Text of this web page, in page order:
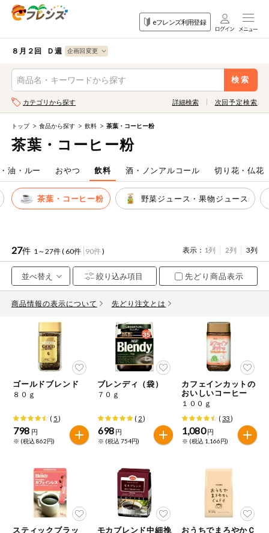
eフレンズ利用登録
ログイン
生協加入はこちら
登録から開始まで
注文番号注文
お気に入り注文
注文履歴注文
WEBカタログ
先着限定から探す
人気カテゴリ
食品から探す
家庭用品から探す
目的から探す
８月２回 Ｄ週
検索
食品
から探す
目的
から探す
果物
野菜
肉・ハム・ソ
ーセージ
魚介・加工品
米・雑穀など
パン・ジャム
豆腐・納豆・
こんにゃく
冷蔵おかず
冷凍食品
ミールキット
など
麺類
レトルト・缶
詰・瓶詰
調味料・だ
し・油・ルー
果物すべて
カテゴリから探す 詳細検索
検索条件を指定してください。全項目に条件を指定しなくて
も検索できます。
キーワード
キーワードをすべて含む
メーカー名
カテゴリ
特価情報
アレルゲン情報
特定原材料と特定原材料に準ずるものが含まれていない商品
を検索できます。
小麦 卵
落花生 かに くるみ
次回予定検索
トップ 食品から探す 飲料 茶葉・コーヒー粉
茶葉・コーヒー粉
油・ルー おやつ 飲料 酒・ノンアルコール 切り花・仏花
茶葉・コーヒー粉 野菜ジュース・果物ジュース
27件 1～27件 ( 60件 90件) 表示： 1列 2列 3列
先どり商品表示
商品情報の表示について 先どり注文とは
ゴールドブレンド
８０ｇ
( 5)
798 円
※ (税込 862円)
ブレンディ（袋）
７０ｇ
( 2)
698 円
※ (税込 754円)
カフェインカットの
おいしいコーヒー
１００ｇ
( 33)
1,080 円
※ (税込 1,166円)
スティックブラッ
モカブレンド中細挽
おうちでまろやかＣ